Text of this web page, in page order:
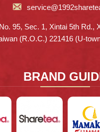
95, Sec. 1, Xintai 5th Rd.,
(R.O.C.) 221416 (U-
BRAND